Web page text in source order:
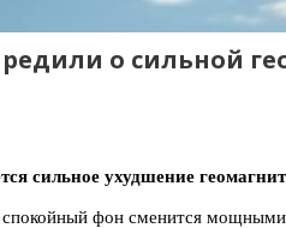
о сильной
сильное ухудшение
фон сменится мощными